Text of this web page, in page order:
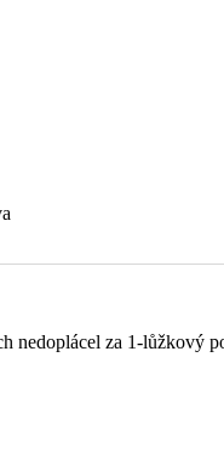
nedoplácel za 1-lůžkový